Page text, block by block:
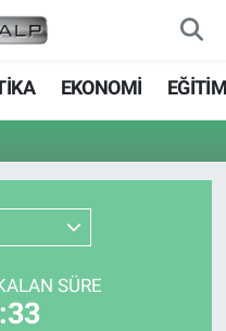
EKONOMİ
SÜRE
ve Fikstür